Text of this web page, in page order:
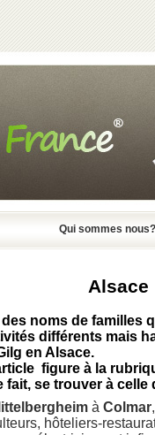
Qui sommes nous?
Alsace
des noms de familles
différents mais
en Alsace.
figure à la
fait, se trouver à
à Colmar
hôteliers-